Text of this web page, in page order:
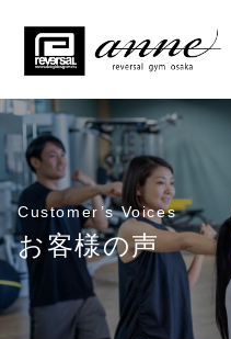
Customer’s Voices
お客様の声